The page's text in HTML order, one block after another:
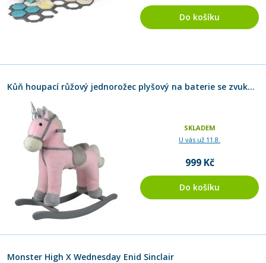
Do košíku
Kůň houpací růžový jednorožec plyšový na baterie se zvukem a pohybem
SKLADEM
U vás už 11.8.
999 Kč
Do košíku
Monster High X Wednesday Enid Sinclair